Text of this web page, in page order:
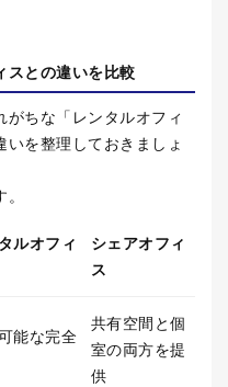
スとの違いを比較
がちな「レンタルオフィ
いを整理しておきましょ
ルオフィ
シェアオフィ
ス
能な完全
共有空間と個
室の両方を提
供